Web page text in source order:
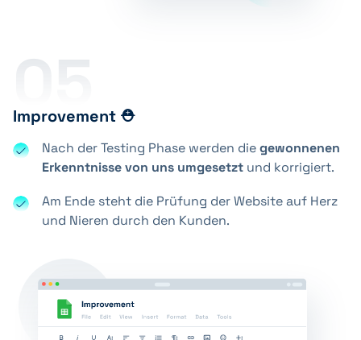
05
Improvement ⛑️
Nach der Testing Phase werden diegewonnenen
Erkenntnisse von uns umgesetzt und korrigiert.
Am Ende steht die Prüfung der Website auf Herz
und Nieren durch den Kunden.